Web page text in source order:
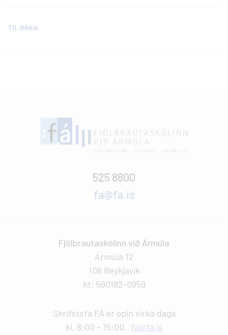
TIL BAKA
525 8800
fa@fa.is
Fjölbrautaskólinn við Ármúla
Ármúla 12
108 Reykjavík
kt: 590182-0959
Skrifstofa FÁ er opin virka daga
kl. 8:00 - 15:00. fa@fa.is